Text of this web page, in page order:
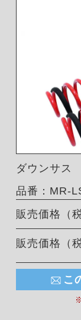
ダウンサス
品番：MR-
販売価格（
販売価格（
こ